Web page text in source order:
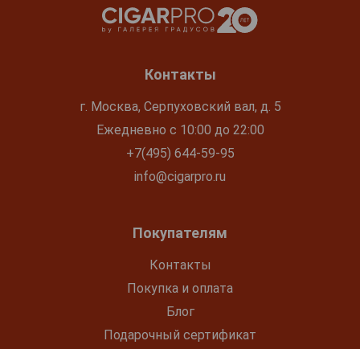
Контакты
г. Москва, Серпуховский вал, д. 5
Ежедневно с 10:00 до 22:00
+7(495) 644-59-95
info@cigarpro.ru
Покупателям
Контакты
Покупка и оплата
Блог
Подарочный сертификат